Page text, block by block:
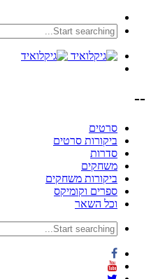
--
סרטים
ביקורות סרטים
סדרות
משחקים
ביקורות משחקים
ספרים וקומיקס
וכל השאר